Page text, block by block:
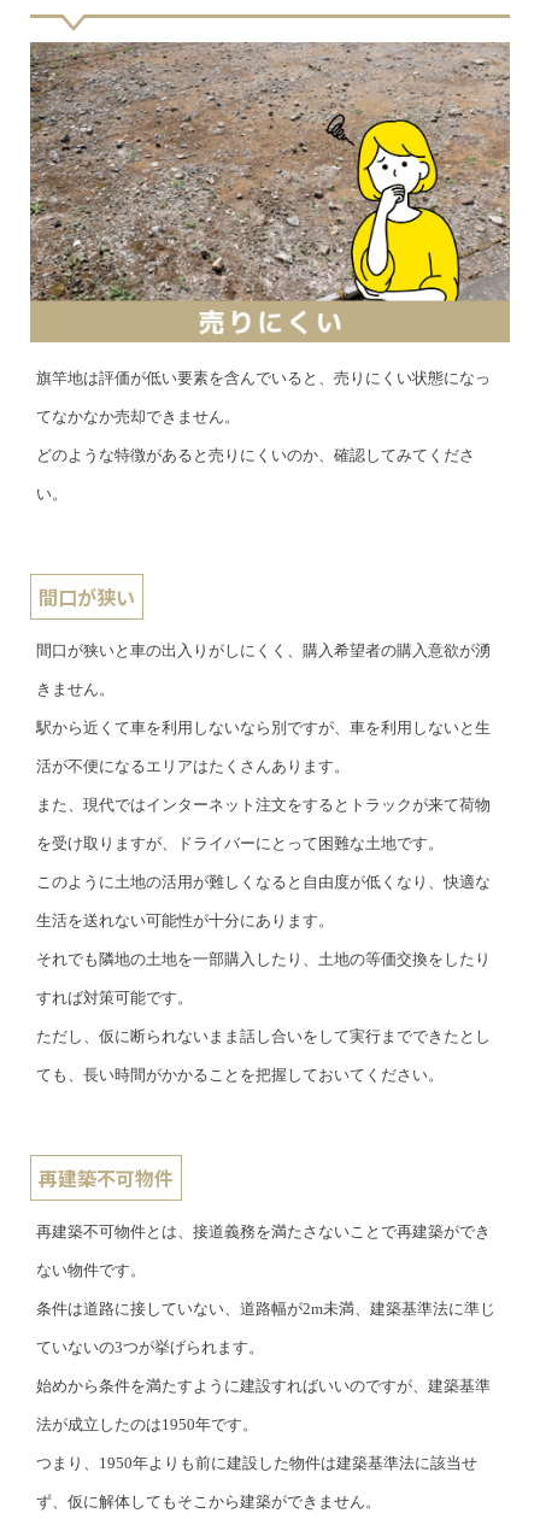
旗竿地は評価が低い要素を含んでいると、売りにくい状態になっ
てなかなか売却できません。
どのような特徴があると売りにくいのか、確認してみてくださ
い。
間口が狭い
間口が狭いと車の出入りがしにくく、購入希望者の購入意欲が湧
きません。
駅から近くて車を利用しないなら別ですが、車を利用しないと生
活が不便になるエリアはたくさんあります。
また、現代ではインターネット注文をするとトラックが来て荷物
を受け取りますが、ドライバーにとって困難な土地です。
このように土地の活用が難しくなると自由度が低くなり、快適な
生活を送れない可能性が十分にあります。
それでも隣地の土地を一部購入したり、土地の等価交換をしたり
すれば対策可能です。
ただし、仮に断られないまま話し合いをして実行までできたとし
ても、長い時間がかかることを把握しておいてください。
再建築不可物件
再建築不可物件とは、接道義務を満たさないことで再建築ができ
ない物件です。
条件は道路に接していない、道路幅が2m未満、建築基準法に準じ
ていないの3つが挙げられます。
始めから条件を満たすように建設すればいいのですが、建築基準
法が成立したのは1950年です。
つまり、1950年よりも前に建設した物件は建築基準法に該当せ
ず、仮に解体してもそこから建築ができません。